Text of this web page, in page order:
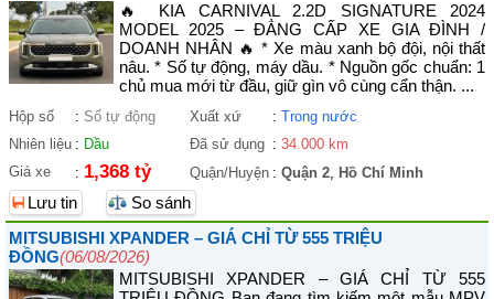
🔥 KIA CARNIVAL 2.2D SIGNATURE 2024
MODEL 2025 – ĐẲNG CẤP XE GIA ĐÌNH /
DOANH NHÂN 🔥 * Xe màu xanh bộ đội, nội thất
nâu. * Số tự động, máy dầu. * Nguồn gốc chuẩn: 1
chủ mua mới từ đầu, giữ gìn vô cùng cẩn thận. ...
Hộp số : Số tự động Xuất xứ : Trong nước
Nhiên liệu : Dầu Đã sử dụng : 34.000 km
Giá xe
: 1,368 tỷ Quận/Huyện : Quận 2, Hồ Chí Minh
Lưu tin
So sánh
MITSUBISHI XPANDER – GIÁ CHỈ TỪ 555 TRIỆU
ĐỒNG(06/08/2026)
MITSUBISHI XPANDER – GIÁ CHỈ TỪ 555